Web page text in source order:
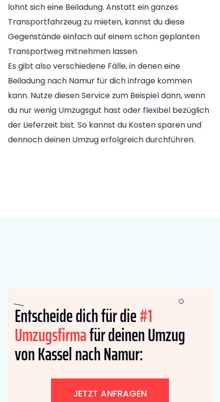
lohnt sich eine Beiladung. Anstatt ein ganzes
Transportfahrzeug zu mieten, kannst du diese
Gegenstände einfach auf einem schon geplanten
Transportweg mitnehmen lassen.
Es gibt also verschiedene Fälle, in denen eine
Beiladung nach Namur für dich infrage kommen
kann. Nutze diesen Service zum Beispiel dann, wenn
du nur wenig Umzugsgut hast oder flexibel bezüglich
der Lieferzeit bist. So kannst du Kosten sparen und
dennoch deinen Umzug erfolgreich durchführen.
Entscheide dich für die#1
Umzugsfirmafür deinen Umzug
von Kassel nach Namur:
JETZT ANFRAGEN